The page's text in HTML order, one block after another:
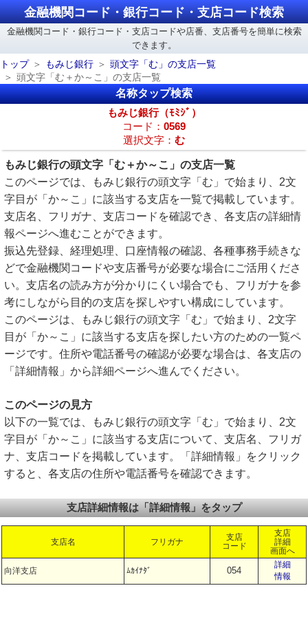
金融機関コード・銀行コード・支店コード検索
金融機関コード・銀行コード・支店コードや店番、支店番号を簡単に検索
できます。
トップ
もみじ銀行
頭文字「む」の支店一覧
頭文字「む＋か～こ」の支店一覧
名称タップ検索
もみじ銀行（ﾓﾐｼﾞ）
コード： 0569
選択文字： む
もみじ銀行の頭文字「む＋か～こ」の支店一覧
このページでは、もみじ銀行の頭文字「む」で始まり、2文
字目が「か～こ」に該当する支店を一覧で掲載しています。
支店名、フリガナ、支店コードを確認でき、各支店の詳細情
報ページへ進むことができます。
振込先登録、経理処理、口座情報の確認、各種事務手続きな
どで金融機関コードや支店番号が必要な場合にご活用くださ
い。支店名の読み方が分かりにくい場合でも、フリガナを参
考にしながら目的の支店を探しやすい構成にしています。
このページは、もみじ銀行の頭文字「む」で始まり、2文字
目が「か～こ」に該当する支店を探したい方のための一覧ペ
ージです。住所や電話番号の確認が必要な場合は、各支店の
「詳細情報」から詳細ページへ進んでください。
このページの見方
以下の一覧では、もみじ銀行の頭文字「む」で始まり、2文
字目が「か～こ」に該当する支店について、支店名、フリガ
ナ、支店コードを掲載しています。「詳細情報」をクリック
すると、各支店の住所や電話番号を確認できます。
支店詳細情報は「詳細情報」をタップ
支店名 フリガナ
支店
コード
支店
詳細
画面へ
向洋支店 ﾑｶｲﾅﾀﾞ 054
詳細
情報